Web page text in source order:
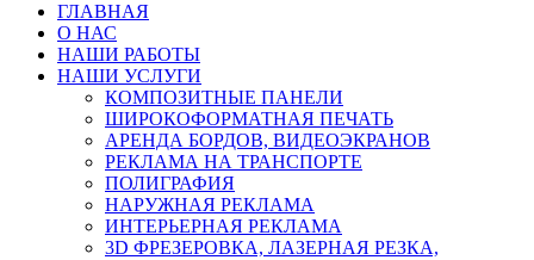
ГЛАВНАЯ
О НАС
НАШИ РАБОТЫ
НАШИ УСЛУГИ
КОМПОЗИТНЫЕ ПАНЕЛИ
ШИРОКОФОРМАТНАЯ ПЕЧАТЬ
АРЕНДА БОРДОВ, ВИДЕОЭКРАНОВ
РЕКЛАМА НА ТРАНСПОРТЕ
ПОЛИГРАФИЯ
НАРУЖНАЯ РЕКЛАМА
ИНТЕРЬЕРНАЯ РЕКЛАМА
3D ФРЕЗЕРОВКА, ЛАЗЕРНАЯ РЕЗКА,